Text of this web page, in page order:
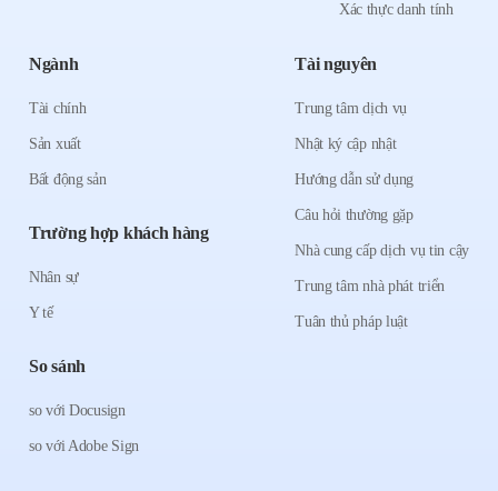
Xác thực danh tính
Ngành
Tài chính
Sản xuất
Bất động sản
Trường hợp khách hàng
Nhân sự
Y tế
So sánh
so với Docusign
so với Adobe Sign
Tài nguyên
Trung tâm dịch vụ
Nhật ký cập nhật
Hướng dẫn sử dụng
Câu hỏi thường gặp
Nhà cung cấp dịch vụ tin cậy
Trung tâm nhà phát triển
Tuân thủ pháp luật